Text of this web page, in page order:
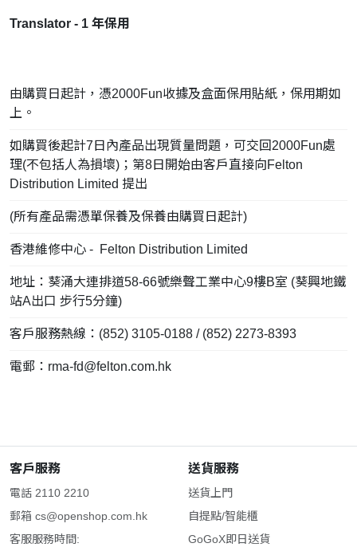
Translator - 1 年保用
由購買日起計，憑2000Fun收據及盒面保用貼紙，保用期如
上。
如購買後起計7日內產品出現質量問題，可交回2000Fun處
理(不包括人為損壞)；第8日開始由客戶直接向Felton
Distribution Limited 提出
(所有產品需憑單保養及保養由購買日起計)
香港維修中心 - Felton Distribution Limited
地址：葵涌大連排道58-66號樂聲工業中心9樓B室 (葵興地鐵
站A出口 步行5分鐘)
客戶服務熱線：(852) 3105-0188 / (852) 2273-8393
電郵： rma-fd@felton.com.hk
客戶服務
電話 2110 2210
郵箱 cs@openshop.com.hk
客服服務時間:
送貨服務
送貨上門
自提點/智能櫃
GoGoX即日送貨